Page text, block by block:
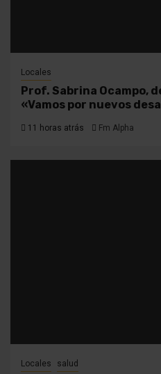
Locales
Prof. Sabrina Ocampo,
«Vamos por nuevos
11 horas atrás Fm Alpha
Locales salud